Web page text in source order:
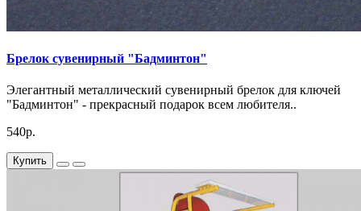
Брелок сувенирный "Бадминтон"
Элегантный металлический сувенирный брелок для ключей
"Бадминтон" - прекрасный подарок всем любителя..
540р.
Купить